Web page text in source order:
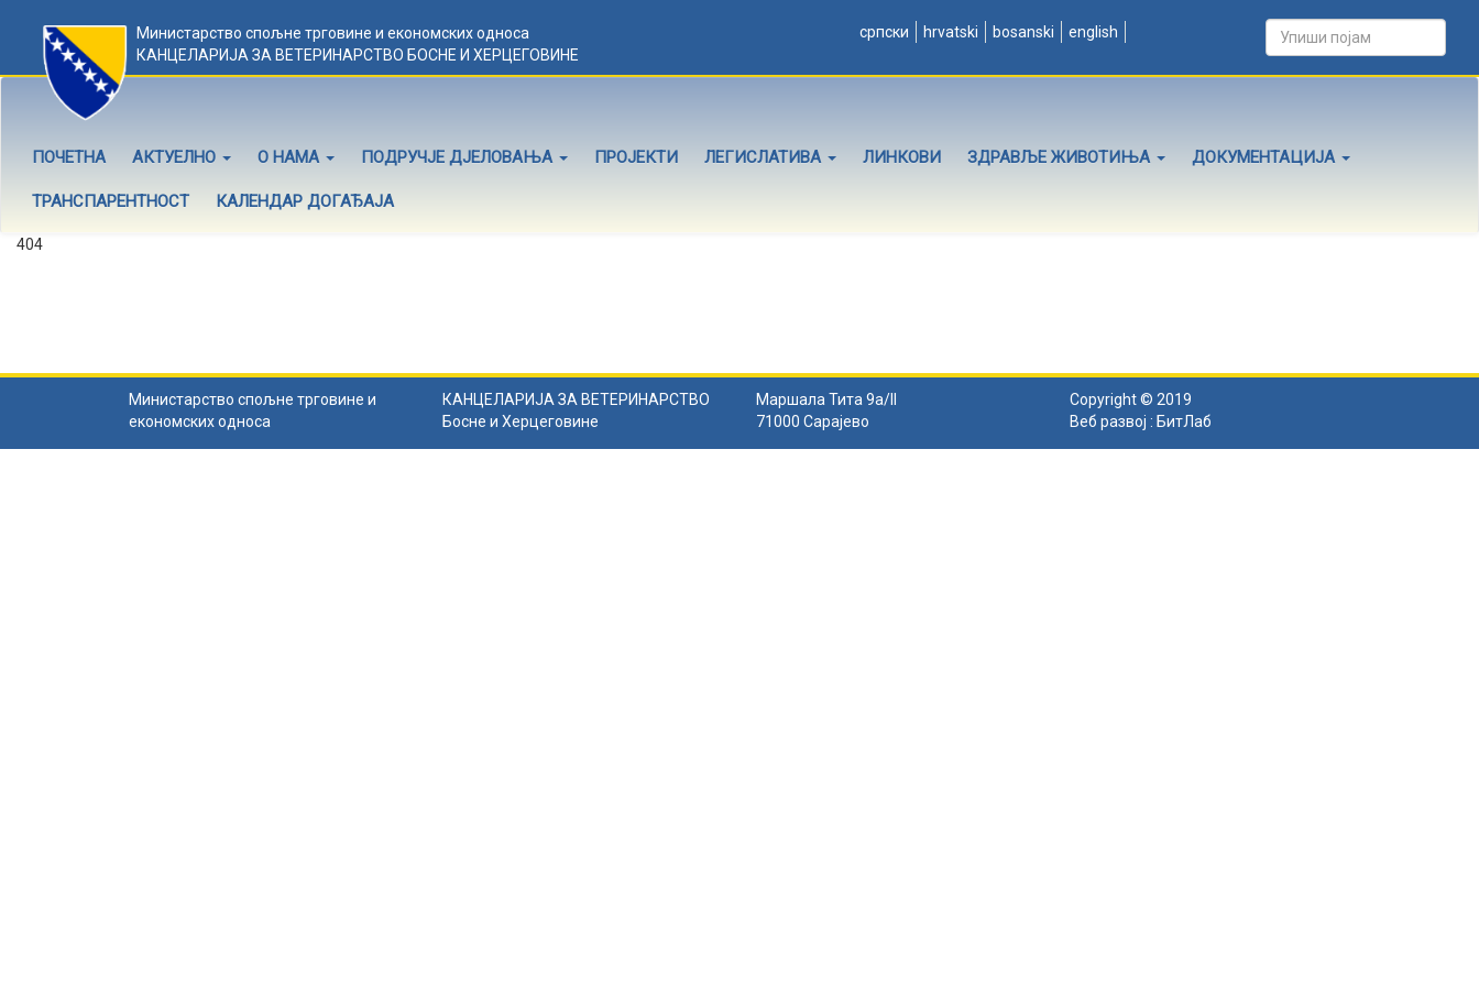
Министарство спољне трговине и економских односа
КАНЦЕЛАРИЈА ЗА ВЕТЕРИНАРСТВО БОСНЕ И ХЕРЦЕГОВИНЕ
српски hrvatski bosanski english
ПОЧЕТНА АКТУЕЛНО О НАМА ПОДРУЧЈЕ ДЈЕЛОВАЊА ПРОЈЕКТИ ЛЕГИСЛАТИВА ЛИНКОВИ ЗДРАВЉЕ ЖИВОТИЊА ДОКУМЕНТАЦИЈА
ТРАНСПАРЕНТНОСТ КАЛЕНДАР ДОГАЂАЈА
404
Министарство спољне трговине и
економских односа
КАНЦЕЛАРИЈА ЗА ВЕТЕРИНАРСТВО
Босне и Херцеговине
Маршала Тита 9а/II
71000 Сарајево
Copyright © 2019
Веб развој : БитЛаб